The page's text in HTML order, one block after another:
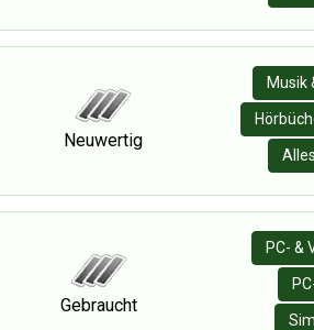
Neuwertig
Musik
Gebraucht
PC- &